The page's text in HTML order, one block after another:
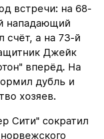
встречи: на 68-
нападающий
счёт, а на 73-й
Джейк
вперёд. На
дубль и
хозяев.
Сити" сократил